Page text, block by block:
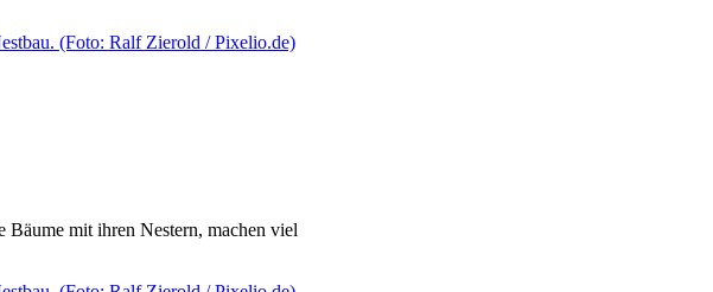
Bäume mit ihren Nestern, machen viel